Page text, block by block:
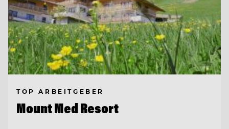
TOP ARBEITGEBER
Mount Med Resort